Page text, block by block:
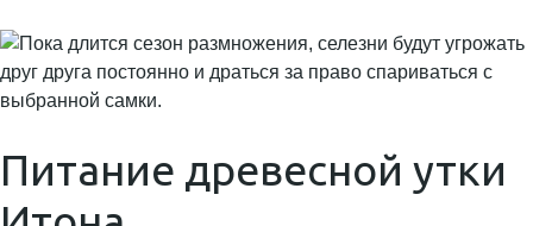
Питание древесной утки